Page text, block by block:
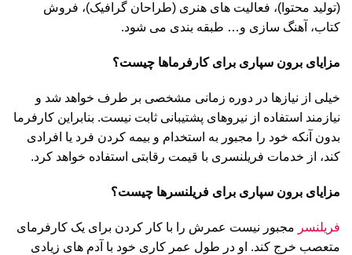
(تولید محتوا)، فعالیت های هنری (طراحان گرافیک)، فروش
کتاب، آهنگ سازی و… طبقه بندی می شود.
مزایای برون سپاری برای کارفرماها چیست؟
خیلی از نیازها در دوره زمانی مشخصی بر طرف خواهد شد و
نیازمند استفاده از نیروهای پشتیبانی ثابت نیست. بنابراین کارفرما
بدون آنکه خود را مجبور به استخدام و بیمه کردن فرد یا افرادی
کند، از خدمات فریلنسری با قیمت رقابتی استفاده خواهد کرد.
مزایای برون سپاری برای فریلنسرها چیست؟
فریلنسر مجبور نیست عمرش را با کار کردن برای یک کارفرمای
متعصب خرج کند. او در طول عمر کاری خود با آدم های زیادی